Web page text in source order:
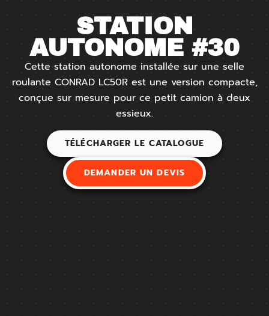
STATION
AUTONOME #30
Cette station autonome installée sur une selle
roulante CONRAD LC50R est une version compacte,
conçue sur mesure pour ce petit camion à deux
essieux.
TÉLÉCHARGER LE CATALOGUE
DEMANDER UN DEVIS